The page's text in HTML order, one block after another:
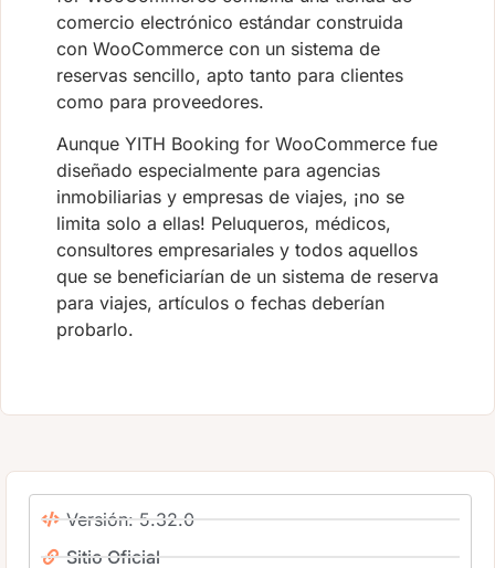
comercio electrónico estándar construida
con WooCommerce con un sistema de
reservas sencillo, apto tanto para clientes
como para proveedores.
Aunque YITH Booking for WooCommerce fue
diseñado especialmente para agencias
inmobiliarias y empresas de viajes, ¡no se
limita solo a ellas! Peluqueros, médicos,
consultores empresariales y todos aquellos
que se beneficiarían de un sistema de reserva
para viajes, artículos o fechas deberían
probarlo.
Versión: 5.32.0
Sitio Oficial